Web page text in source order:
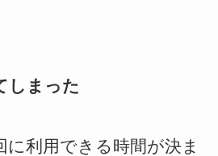
しまった
に利用できる時間が決ま